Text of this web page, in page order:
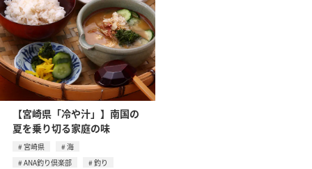
【宮崎県「冷や汁」】南国の
夏を乗り切る家庭の味
宮崎県
海
ANA釣り倶楽部
釣り